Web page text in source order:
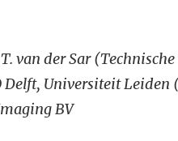
van der Sar
Delft, Universiteit
BV